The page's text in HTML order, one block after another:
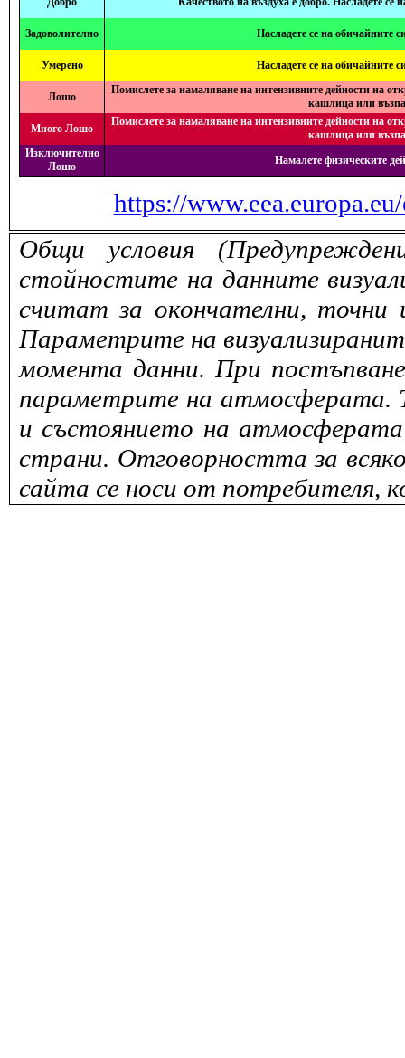
Задоволително Насладете се на обичайните
Умерено Насладете се на обичайните
Лошо
Помислете за намаляване на интензивните дейности на
кашлица или
Много Лошо
Помислете за намаляване на интензивните дейности на
кашлица или
Изключително
Лошо
Намалете физическите
https://
Общи условия
стойностите на данните
считат за окончателни,
Параметрите на
момента данни. При
параметрите на атмосферата.
и състоянието на
страни. Отговорността за
сайта се носи от потребителя,